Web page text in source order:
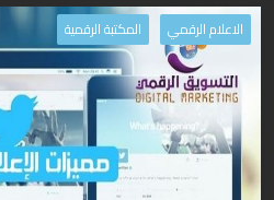
الاعلام الرقمي المكتبة الرقمية